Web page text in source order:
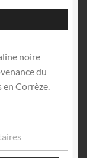
noire
du
en Corrèze.